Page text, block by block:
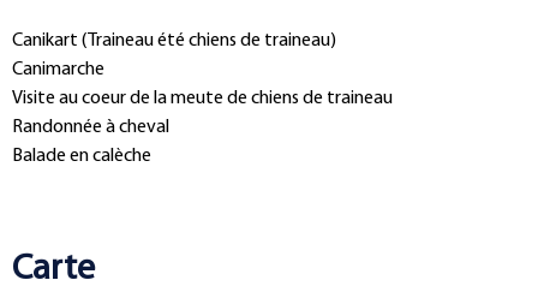
Canikart (Traineau été chiens de traineau)
Canimarche
Visite au coeur de la meute de chiens de traineau
Randonnée à cheval
Balade en calèche
Carte